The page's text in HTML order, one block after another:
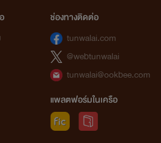
ช่องทางติดต่อ
tunwalai.com
@webtunwalai
tunwalai@ookbee.com
แพลตฟอร์มในเครือ